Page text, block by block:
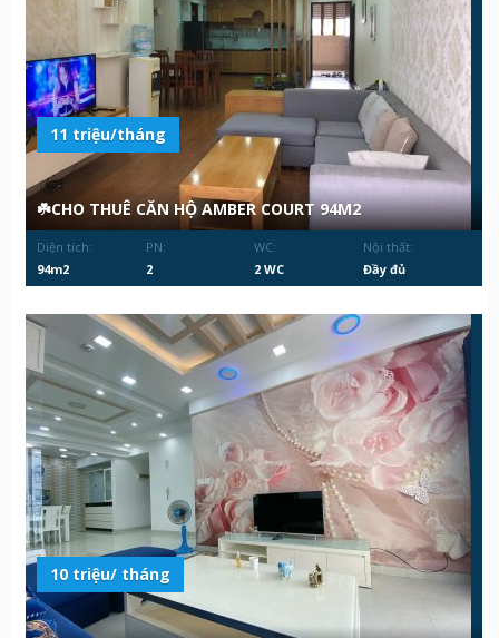
11 triệu/tháng
☘️CHO THUÊ CĂN HỘ AMBER COURT 94M2
Diện tích:
94m2
PN:
2
WC:
2 WC
Nội thất:
Đầy đủ
10 triệu/ tháng